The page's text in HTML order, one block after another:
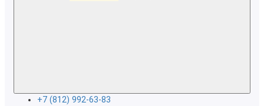
+7 (812) 992-63-83